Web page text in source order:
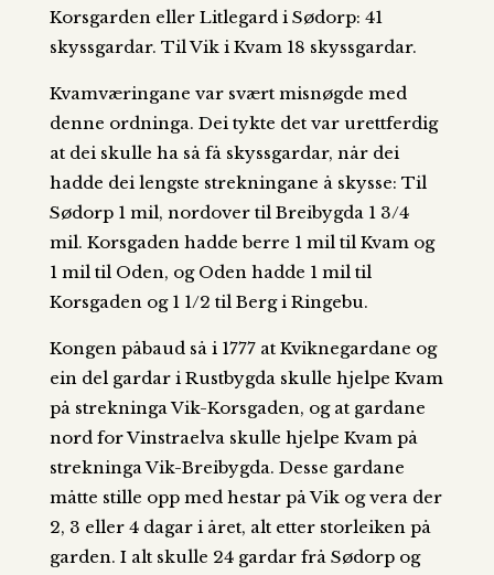
Korsgarden eller Litlegard i Sødorp: 41
skyssgardar. Til Vik i Kvam 18 skyssgardar.
Kvamværingane var svært misnøgde med
denne ordninga. Dei tykte det var urettferdig
at dei skulle ha så få skyssgardar, når dei
hadde dei lengste strekningane å skysse: Til
Sødorp 1 mil, nordover til Breibygda 1 3/4
mil. Korsgaden hadde berre 1 mil til Kvam og
1 mil til Oden, og Oden hadde 1 mil til
Korsgaden og 1 1/2 til Berg i Ringebu.
Kongen påbaud så i 1777 at Kviknegardane og
ein del gardar i Rustbygda skulle hjelpe Kvam
på strekninga Vik-Korsgaden, og at gardane
nord for Vinstraelva skulle hjelpe Kvam på
strekninga Vik-Breibygda. Desse gardane
måtte stille opp med hestar på Vik og vera der
2, 3 eller 4 dagar i året, alt etter storleiken på
garden. I alt skulle 24 gardar frå Sødorp og